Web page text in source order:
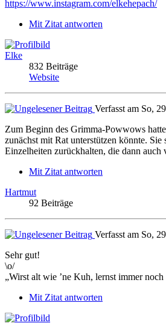
https://www.instagram.com/elkehepach/
Mit Zitat antworten
Elke
832 Beiträge
Website
Verfasst am So,
Zum Beginn des Grimma-Powwows
zunächst mit Rat unterstützen könnte.
Einzelheiten zurückhalten, die dann
Mit Zitat antworten
Hartmut
92 Beiträge
Verfasst am So,
Sehr gut!
\o/
„Wirst alt wie ’ne Kuh, lernst immer
Mit Zitat antworten